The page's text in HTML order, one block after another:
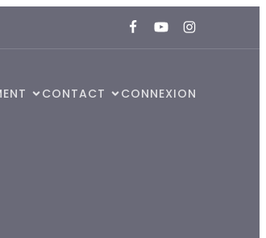
CONTACT CONNEXION